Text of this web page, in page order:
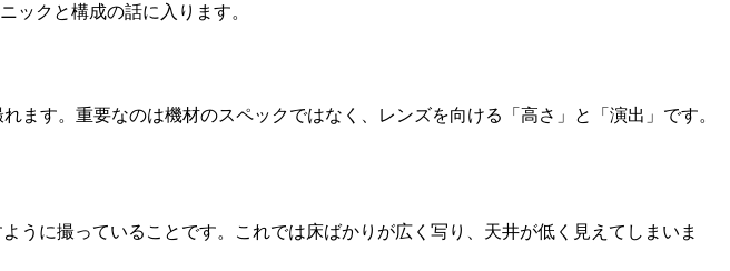
ックと構成の話に入ります。
ます。重要なのは機材のスペックではなく、レンズを向ける「高さ」と「演出」です。
うに撮っていることです。これでは床ばかりが広く写り、天井が低く見えてしまいま